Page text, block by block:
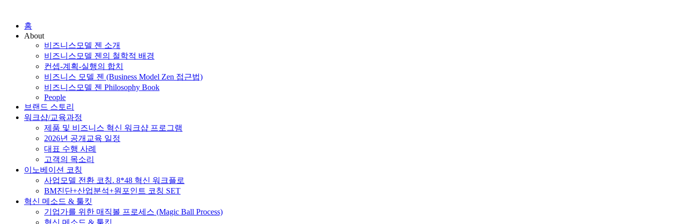
홈
About
비즈니스모델 젠 소개
비즈니스모델 젠의 철학적 배경
컨셉-계획-실행의 합치
비즈니스 모델 젠 (Business Model Zen 접근법)
비즈니스모델 젠 Philosophy Book
People
브랜드 스토리
워크샵/교육과정
제품 및 비즈니스 혁신 워크샵 프로그램
2026년 공개교육 일정
대표 수행 사례
고객의 목소리
이노베이션 코칭
사업모델 전환 코칭. 8*48 혁신 워크플로
BM진단+산업분석+원포인트 코칭 SET
혁신 메소드 & 툴킷
기업가를 위한 매직볼 프로세스 (Magic Ball Process)
혁신 메소드 & 툴킷